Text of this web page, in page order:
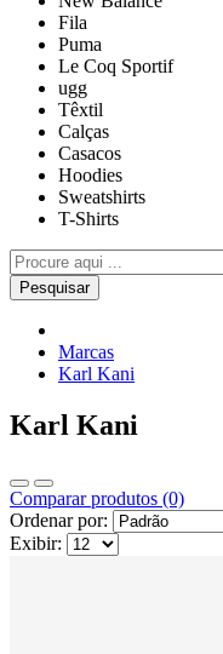
Fila
Puma
Le Coq Sportif
ugg
Têxtil
Calças
Casacos
Hoodies
Sweatshirts
T-Shirts
Pesquisar
Marcas
Karl Kani
Karl Kani
Comparar produtos (0)
Ordenar por:
Exibir: